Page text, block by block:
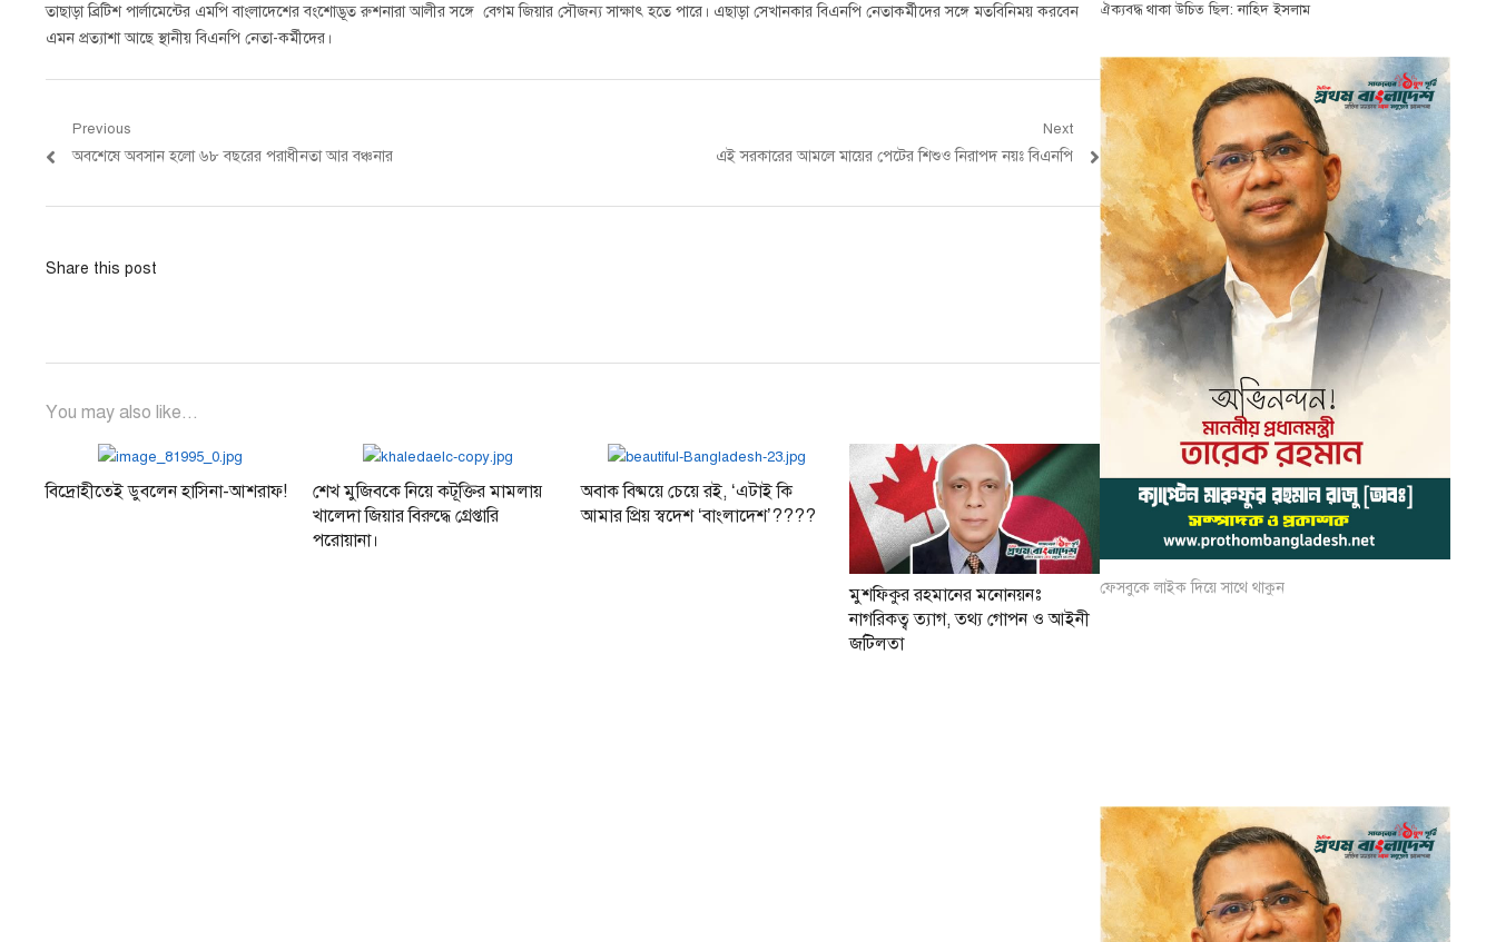
তাছাড়া ব্রিটিশ পার্লামেন্টের এমপি বাংলাদেশের বংশোদ্ভূত রুশনারা আলীর সঙ্গে বেগম জিয়ার সৌজন্য সাক্ষাৎ হতে পারে। এছাড়া সেখানকার বিএনপি নেতাকর্মীদের সঙ্গে মতবিনিময় করবেন
এমন প্রত্যাশা আছে স্থানীয় বিএনপি নেতা-কর্মীদের।
Post
navigation
Previous
Previous
অবশেষে অবসান হলো ৬৮ বছরের পরাধীনতা আর বঞ্চনার
Next
Next
এই সরকারের আমলে মায়ের পেটের শিশুও নিরাপদ নয়ঃ বিএনপি
Share this post
You may also like...
বিদ্রোহীতেই ডুবলেন হাসিনা-আশরাফ!
শেখ মুজিবকে নিয়ে কটূক্তির মামলায়
খালেদা জিয়ার বিরুদ্ধে গ্রেপ্তারি
পরোয়ানা।
অবাক বিষ্ময়ে চেয়ে রই, ‘এটাই কি
আমার প্রিয় স্বদেশ ‘বাংলাদেশ’????
মুশফিকুর রহমানের মনোনয়নঃ
নাগরিকত্ব ত্যাগ, তথ্য গোপন ও আইনী
জটিলতা
ঐক্যবদ্ধ থাকা উচিত ছিল: নাহিদ ইসলাম
ফেসবুকে লাইক দিয়ে সাথে থাকুন